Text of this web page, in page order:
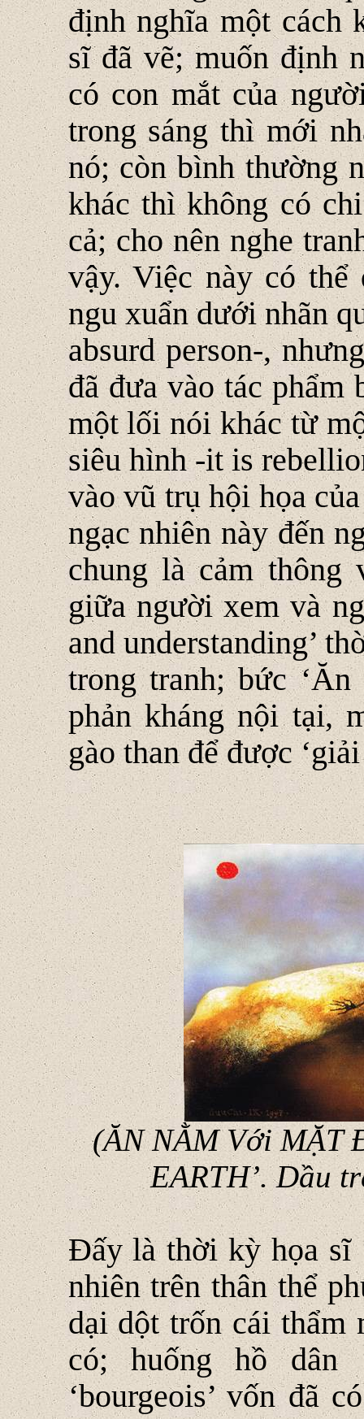
định nghĩa một cách
sĩ đã vẽ; muốn định
có con mắt của
trong sáng thì mới
nó; còn bình thường
khác thì không có
cả; cho nên nghe
vậy. Việc này có
ngu xuẩn dưới nhãn
absurd person-,
đã đưa vào tác phẩm
một lối nói khác từ
siêu hình -it is
vào vũ trụ hội họa
ngạc nhiên này đến
chung là cảm thông
giữa người xem và
and understanding’
trong tranh; bức
phản kháng nội tại,
gào than để được
(ĂN NẰM Với MẶT
EARTH’. Dầu
Đấy là thời kỳ họa sĩ
nhiên trên thân thể
dại dột trốn cái thẩm
có; huống hồ dân
‘bourgeois’ vốn đã